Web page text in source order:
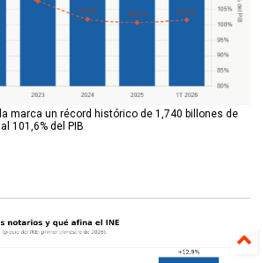
marca un récord histórico de 1,740 billones de
101,6% del PIB